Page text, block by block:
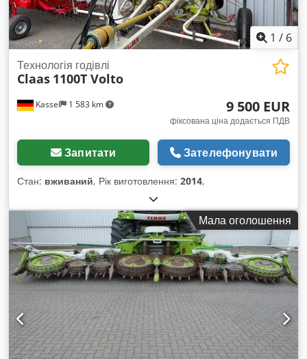
1 / 6
Kassel 1 583 km
Технологія годівлі
Claas 1100T Volto
9 500 EUR
фіксована ціна додається ПДВ
Запитати Зателефонувати
Стан: вживаний, Рік виготовлення: 2014,
Мала оголошення